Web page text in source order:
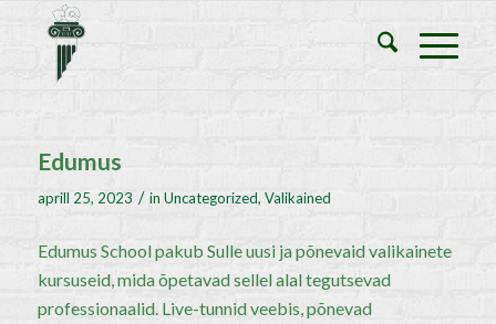
Edumus
aprill 25, 2023 / in Uncategorized, Valikained
Edumus School pakub Sulle uusi ja põnevaid valikainete
kursuseid, mida õpetavad sellel alal tegutsevad
professionaalid. Live-tunnid veebis, põnevad